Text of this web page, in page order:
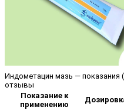
Индометацин мазь — показания
отзывы
Показание к
применению